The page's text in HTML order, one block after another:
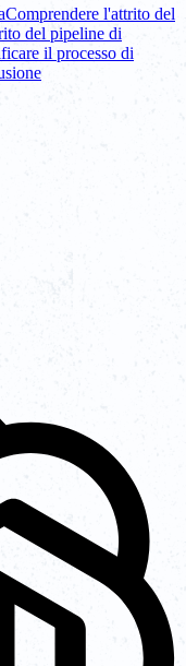
Comprendere l'attrito del
del pipeline di
il processo di